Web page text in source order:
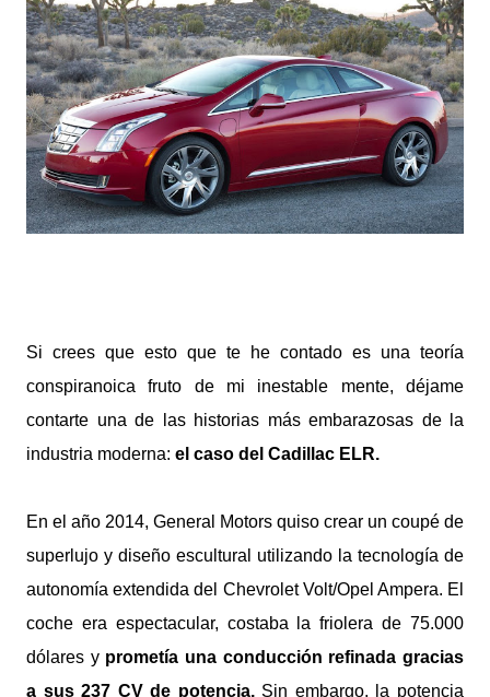
Si crees que esto que te he contado es una teoría
conspiranoica fruto de mi inestable mente, déjame
contarte una de las historias más embarazosas de la
industria moderna: el caso del Cadillac ELR.
En el año 2014, General Motors quiso crear un coupé de
superlujo y diseño escultural utilizando la tecnología de
autonomía extendida del Chevrolet Volt/Opel Ampera. El
coche era espectacular, costaba la friolera de 75.000
dólares yprometía una conducción refinada gracias
a sus 237 CV de potencia. Sin embargo, la potencia